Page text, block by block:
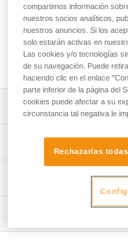
El pedal regulable
ASCENSION para los
regulable en altura
cual sea el tipo de
Descripción
Se fija al puño
por cuerda.
Refuerzo en el
Elástico para sujetar
guardarlo cuando no
Características técnicas
Características por
Garantía : 3 Años
Información técnica
compartimos información
nuestros socios analíticos,
nuestros anuncios. Si los
solo estarán activas en
Las cookies y/o tecnologías
de su navegación. Puede
haciendo clic en el enlace
parte inferior de la página del
cookies puede afectar a su
circunstancia tal negativa le
Rechazarlas todas